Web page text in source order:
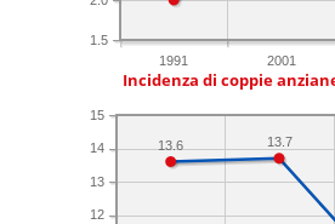
1991 2001
1.5
Incidenza di coppie
12
13
14
15
13.7
13.6